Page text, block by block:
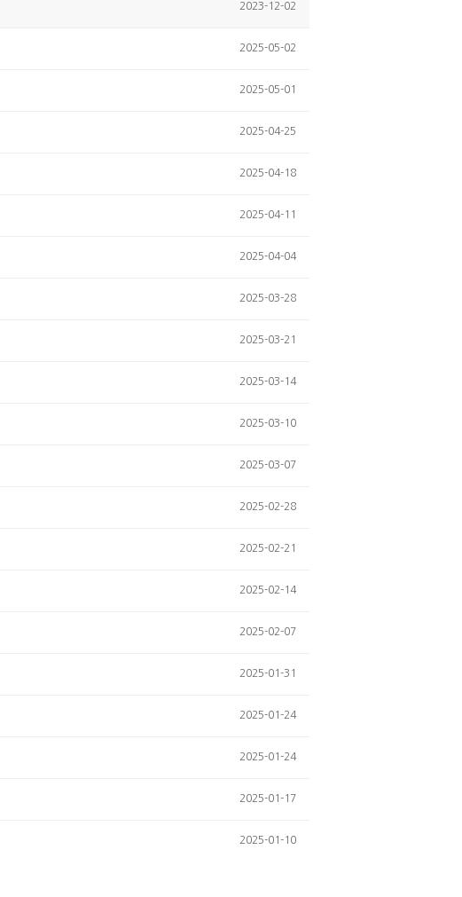
2023-12-02
2025-05-02
2025-05-01
2025-04-25
2025-04-18
2025-04-11
2025-04-04
2025-03-28
2025-03-21
2025-03-14
2025-03-10
2025-03-07
2025-02-28
2025-02-21
2025-02-14
2025-02-07
2025-01-31
2025-01-24
2025-01-24
2025-01-17
2025-01-10